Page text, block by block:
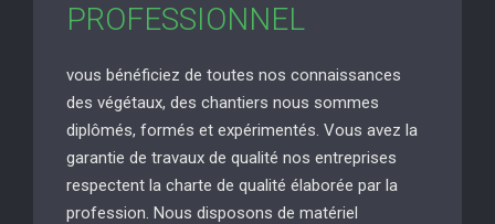
PROFESSIONNEL
vous bénéficiez de toutes nos connaissances
des végétaux, des chantiers nous sommes
diplômés, formés et expérimentés. Vous avez la
garantie de travaux de qualité nos entreprises
respectent la charte de qualité élaborée par la
profession. Nous disposons de matériel